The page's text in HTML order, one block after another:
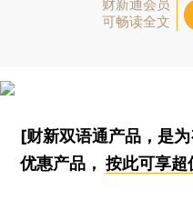
财新通会员
可畅读全文
[财新双语通产品，是
优惠产品，按此可享超